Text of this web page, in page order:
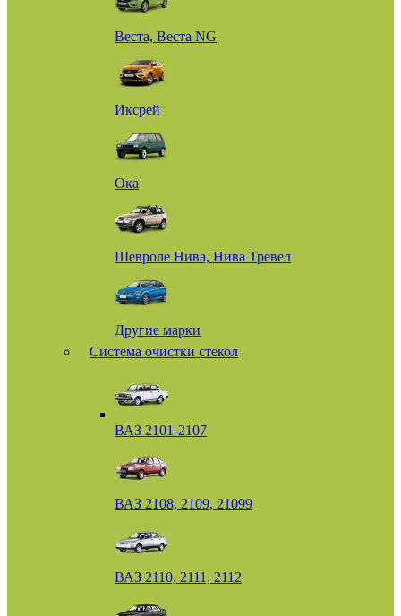
Веста, Веста NG
Иксрей
Ока
Шевроле Нива, Нива Тревел
Другие марки
Система очистки стекол
ВАЗ 2101-2107
ВАЗ 2108, 2109, 21099
ВАЗ 2110, 2111, 2112